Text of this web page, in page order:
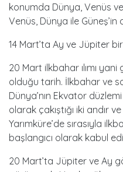
konumda Dünya, Venüs
Venüs, Dünya ile Güneş’in
14 Mart’ta Ay ve Jüpiter
20 Mart ilkbahar ılımı
olduğu tarih. İlkbahar ve
Dünya’nın Ekvator
olarak çakıştığı iki andır
Yarımküre’de sırasıyla
başlangıcı olarak kabul
20 Mart’ta Jüpiter ve Ay